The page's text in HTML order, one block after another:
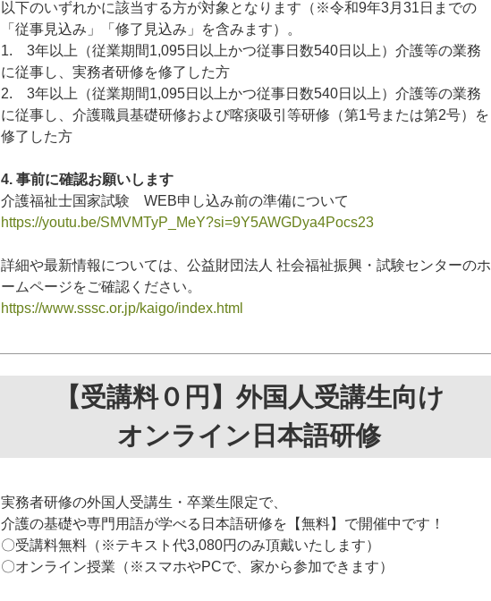
以下のいずれかに該当する方が対象となります（※令和9年3月31日までの
「従事見込み」「修了見込み」を含みます）。
1. 3年以上（従業期間1,095日以上かつ従事日数540日以上）介護等の業務
に従事し、実務者研修を修了した方
2. 3年以上（従業期間1,095日以上かつ従事日数540日以上）介護等の業務
に従事し、介護職員基礎研修および喀痰吸引等研修（第1号または第2号）を
修了した方
4. 事前に確認お願いします
介護福祉士国家試験 WEB申し込み前の準備について
https://youtu.be/SMVMTyP_MeY?si=9Y5AWGDya4Pocs23
詳細や最新情報については、公益財団法人 社会福祉振興・試験センターのホ
ームページをご確認ください。
https://www.sssc.or.jp/kaigo/index.html
【受講料０円】外国人受講生向け
オンライン日本語研修
実務者研修の外国人受講生・卒業生限定で、
介護の基礎や専門用語が学べる日本語研修を【無料】で開催中です！
〇受講料無料（※テキスト代3,080円のみ頂戴いたします）
〇オンライン授業（※スマホやPCで、家から参加できます）